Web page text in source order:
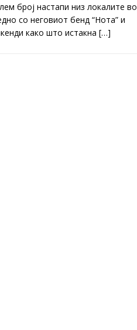
број настапи низ локалите во
со неговиот бенд “Нота” и
како што истакна […]